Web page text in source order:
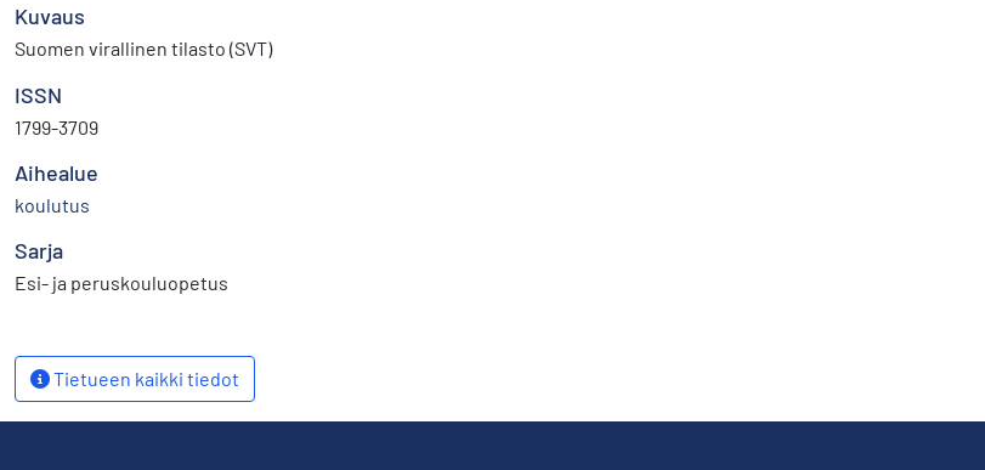
Kuvaus
Suomen virallinen tilasto (SVT)
ISSN
1799-3709
Aihealue
koulutus
Sarja
Esi- ja peruskouluopetus
Tietueen kaikki tiedot